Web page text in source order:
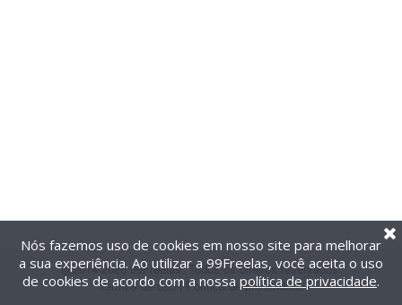
@2014-2026 99Freelas. Todos os direitos reservados.
Termos de uso| Política de privacidade
Nós fazemos uso de cookies em nosso site para melhorar
a sua experiência. Ao utilizar a 99Freelas, você aceita o uso
de cookies de acordo com a nossa política de privacidade.